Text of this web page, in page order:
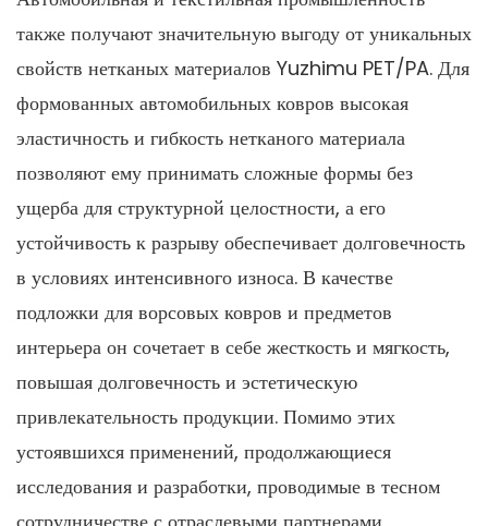
также получают значительную выгоду от уникальных
свойств нетканых материалов Yuzhimu PET/PA. Для
формованных автомобильных ковров высокая
эластичность и гибкость нетканого материала
позволяют ему принимать сложные формы без
ущерба для структурной целостности, а его
устойчивость к разрыву обеспечивает долговечность
в условиях интенсивного износа. В качестве
подложки для ворсовых ковров и предметов
интерьера он сочетает в себе жесткость и мягкость,
повышая долговечность и эстетическую
привлекательность продукции. Помимо этих
устоявшихся применений, продолжающиеся
исследования и разработки, проводимые в тесном